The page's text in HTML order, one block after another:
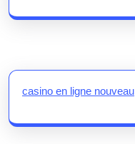
casino en ligne nouveau